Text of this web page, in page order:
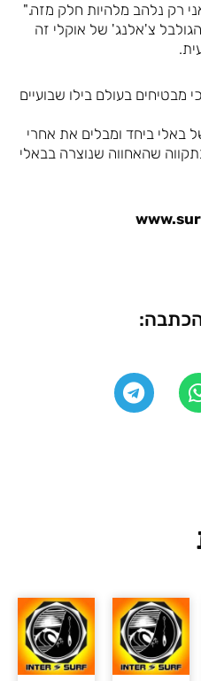
רק נלהב מלהיות חלק מזה."
צ'אלנג' של אוקלי זה
בעולם בילו שבועיים
באלי ביחד ומבלים את אחרי
שהאחווה שנוצרה בבאלי